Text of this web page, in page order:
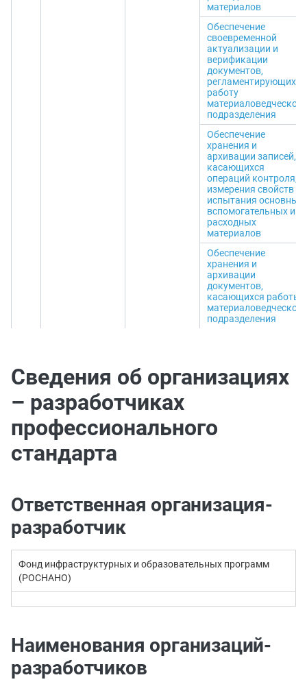
материалов
Обеспечение
своевременной
актуализации и
верификации
документов,
регламентирующих
работу
материаловедческого
подразделения
Обеспечение
хранения и
архивации записей,
касающихся
операций контроля,
измерения свойств и
испытания основных,
вспомогательных и
расходных
материалов
Обеспечение
хранения и
архивации
документов,
касающихся работы
материаловедческого
подразделения
Сведения об организациях
– разработчиках
профессионального
стандарта
Ответственная организация-
разработчик
Фонд инфраструктурных и образовательных программ
(РОСНАНО)
Наименования организаций-
разработчиков